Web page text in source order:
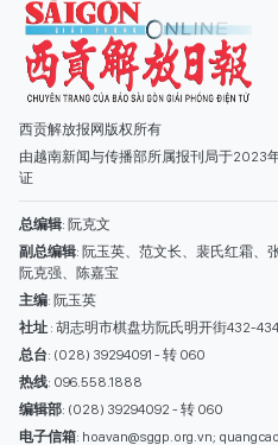
西贡解放报网版权所有
由越南新闻与传播部所属报刊局于2023
证